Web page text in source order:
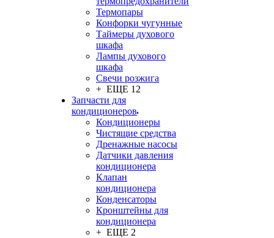
Термопары
Конфорки чугунные
Таймеры духового
шкафа
Лампы духового
шкафа
Свечи розжига
+ ЕЩЕ 12
Запчасти для
кондиционеров
Кондиционеры
Чистящие средства
Дренажные насосы
Датчики давления
кондиционера
Клапан
кондиционера
Конденсаторы
Кронштейны для
кондиционера
+ ЕЩЕ 2